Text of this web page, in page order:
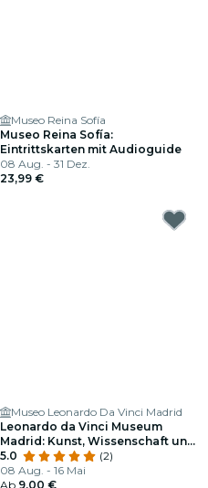
Museo Reina Sofía
Museo Reina Sofía:
Eintrittskarten mit Audioguide
08 Aug. - 31 Dez.
23,99 €
Museo Leonardo Da Vinci Madrid
Leonardo da Vinci Museum
Madrid: Kunst, Wissenschaft und
Erfindungen
5.0
(2)
08 Aug. - 16 Mai
Ab 9,00 €